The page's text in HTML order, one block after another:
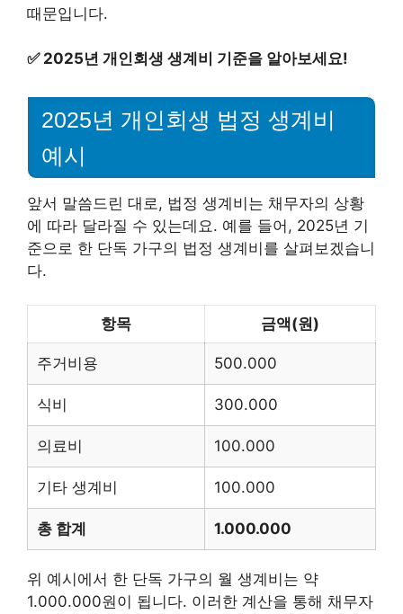
때문입니다.
✅ 2025년 개인회생 생계비 기준을 알아보세요!
2025년 개인회생 법정 생계비
예시
앞서 말씀드린 대로, 법정 생계비는 채무자의 상황
에 따라 달라질 수 있는데요. 예를 들어, 2025년 기
준으로 한 단독 가구의 법정 생계비를 살펴보겠습니
다.
항목 금액(원)
주거비용 500.000
식비 300.000
의료비 100.000
기타 생계비 100.000
총 합계 1.000.000
위 예시에서 한 단독 가구의 월 생계비는 약
1.000.000원이 됩니다. 이러한 계산을 통해 채무자